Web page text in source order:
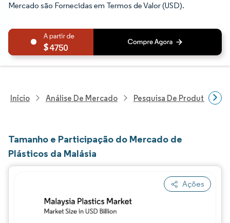
Mercado são Fornecidas em Termos de Valor (USD).
4750
Início Análise De Mercado Pesquisa De Produtos
Tamanho e Participação do Mercado de
Plásticos da Malásia
Ações